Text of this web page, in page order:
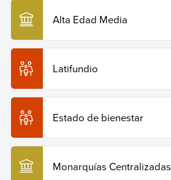
Alta Edad Media
Latifundio
Estado de bienestar
Monarquías Centralizadas